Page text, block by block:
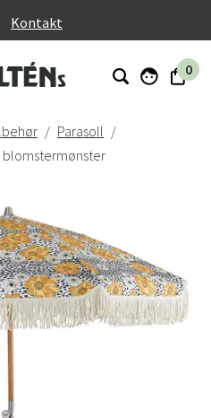
Kontakt
0
Parasoll
blomstermønster